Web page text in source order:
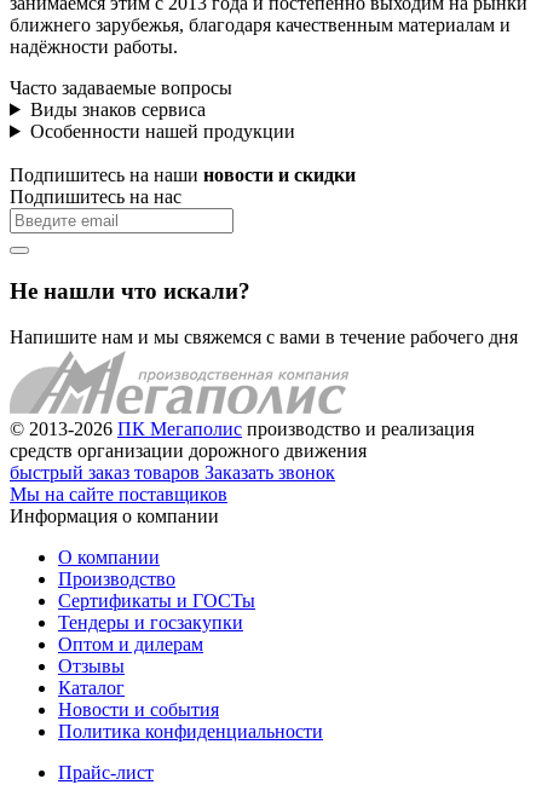
ближнего зарубежья, благодаря качественным материалам и
надёжности работы.
Часто задаваемые вопросы
Виды знаков сервиса
Особенности нашей продукции
Подпишитесь на наши новости и скидки
Подпишитесь на нас
Не нашли что искали?
Напишите нам и мы свяжемся с вами в течение рабочего дня
© 2013-2026 ПК Мегаполис производство и реализация
средств организации дорожного движения
быстрый заказ товаров Заказать звонок
Мы на сайте поставщиков
Информация о компании
О компании
Производство
Сертификаты и ГОСТы
Тендеры и госзакупки
Оптом и дилерам
Отзывы
Каталог
Новости и события
Политика конфиденциальности
Прайс-лист